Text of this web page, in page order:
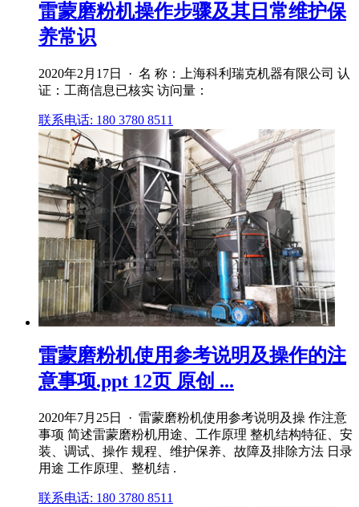
雷蒙磨粉机操作步骤及其日常维护保
养常识
2020年2月17日 · 名 称：上海科利瑞克机器有限公司 认
证：工商信息已核实 访问量：
联系电话: 180 3780 8511
雷蒙磨粉机使用参考说明及操作的注
意事项.ppt 12页 原创 ...
2020年7月25日 · 雷蒙磨粉机使用参考说明及操 作注意
事项 简述雷蒙磨粉机用途、工作原理 整机结构特征、安
装、调试、操作 规程、维护保养、故障及排除方法 日录
用途 工作原理、整机结 .
联系电话: 180 3780 8511